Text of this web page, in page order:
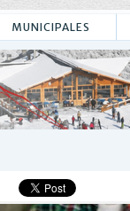
MUNICIPALES